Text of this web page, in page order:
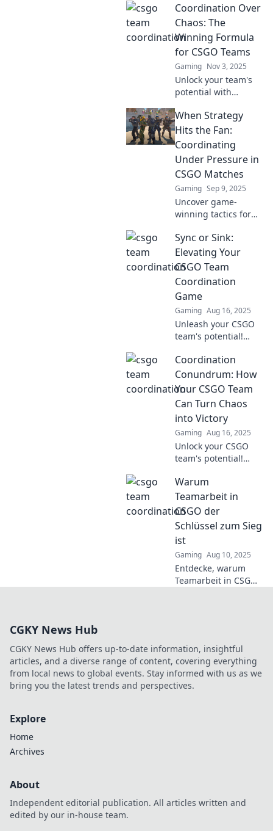
Coordination Over
Chaos: The
Winning Formula
for CSGO Teams
Gaming Nov 3, 2025
Unlock your team's
potential with
coordination in
CSGO. Discover the
secrets to winning
and rising above the
chaos!
When Strategy
Hits the Fan:
Coordinating
Under Pressure in
CSGO Matches
Gaming Sep 9, 2025
Uncover game-
winning tactics for
strategy crumbles.
Master coordination
under pressure and
victory!
Sync or Sink:
Elevating Your
CSGO Team
Coordination
Game
Gaming Aug 16, 2025
Unleash your CSGO
team's potential!
strategies to elevate
coordination and
dominate the
or Sink.
Coordination
Conundrum: How
Your CSGO Team
Can Turn Chaos
into Victory
Gaming Aug 16, 2025
Unlock your CSGO
team's potential!
to transform chaos
into strategic victory
and dominate the
Warum
Teamarbeit in
CSGO der
Schlüssel zum Sieg
ist
Gaming Aug 10, 2025
Entdecke, warum
Teamarbeit in CSGO
CGKY News Hub
CGKY News Hub offers up-to-date information, insightful
articles, and a diverse range of content, covering everything
from local news to global events. Stay informed with us as we
bring you the latest trends and perspectives.
Explore
Home
Archives
About
Independent editorial publication. All articles written and
edited by our in-house team.